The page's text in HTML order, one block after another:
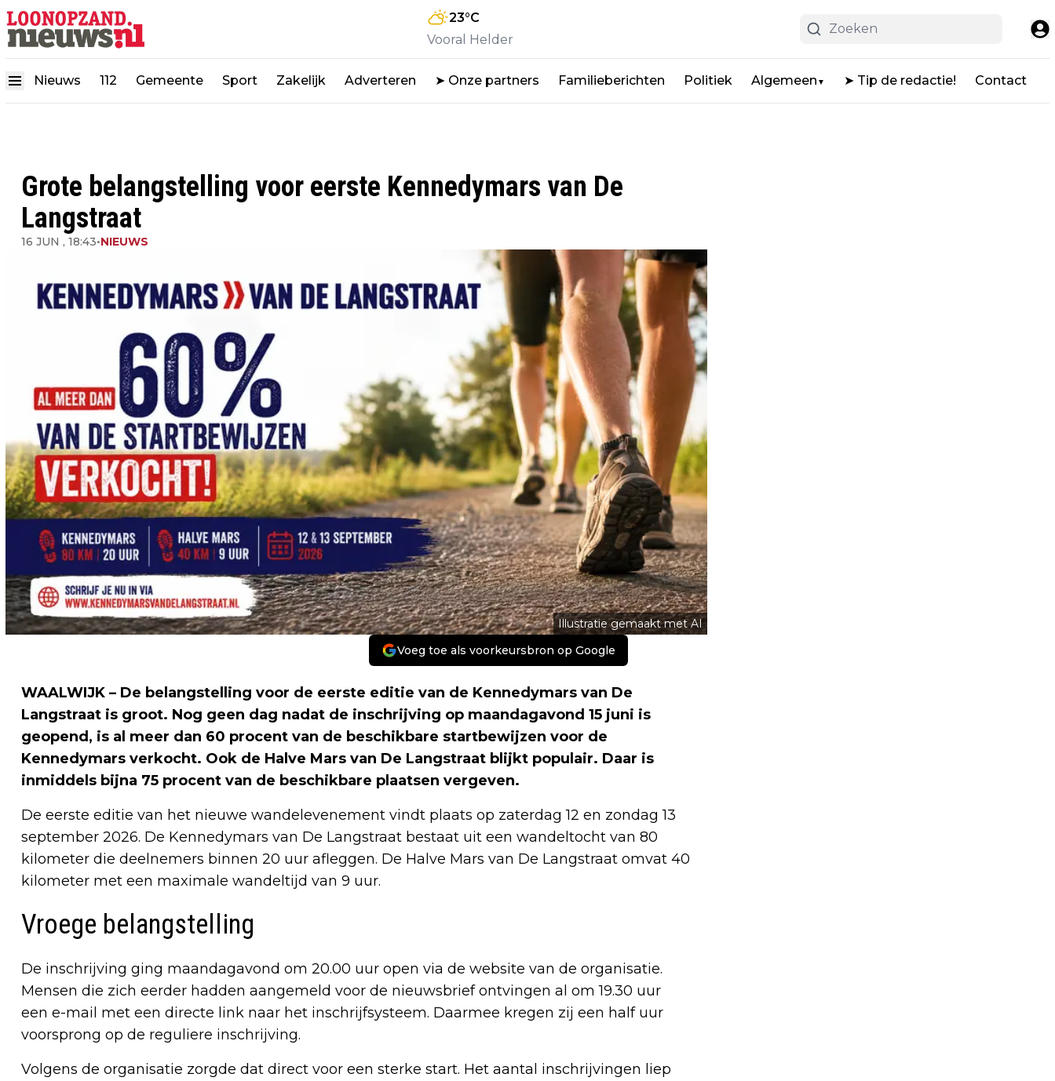
23°C
Vooral Helder
Nieuws 112 Gemeente Sport Zakelijk Adverteren ➤ Onze partners Familieberichten Politiek Algemeen ▼ ➤ Tip de redactie! Contact
Grote belangstelling voor eerste Kennedymars van De
Langstraat
16 JUN , 18:43•NIEUWS
Illustratie gemaakt met AI
Voeg toe als voorkeursbron op Google
WAALWIJK – De belangstelling voor de eerste editie van de Kennedymars van De
Langstraat is groot. Nog geen dag nadat de inschrijving op maandagavond 15 juni is
geopend, is al meer dan 60 procent van de beschikbare startbewijzen voor de
Kennedymars verkocht. Ook de Halve Mars van De Langstraat blijkt populair. Daar is
inmiddels bijna 75 procent van de beschikbare plaatsen vergeven.
De eerste editie van het nieuwe wandelevenement vindt plaats op zaterdag 12 en zondag 13
september 2026. De Kennedymars van De Langstraat bestaat uit een wandeltocht van 80
kilometer die deelnemers binnen 20 uur afleggen. De Halve Mars van De Langstraat omvat 40
kilometer met een maximale wandeltijd van 9 uur.
Vroege belangstelling
De inschrijving ging maandagavond om 20.00 uur open via de website van de organisatie.
Mensen die zich eerder hadden aangemeld voor de nieuwsbrief ontvingen al om 19.30 uur
een e-mail met een directe link naar het inschrijfsysteem. Daarmee kregen zij een half uur
voorsprong op de reguliere inschrijving.
Volgens de organisatie zorgde dat direct voor een sterke start. Het aantal inschrijvingen liep